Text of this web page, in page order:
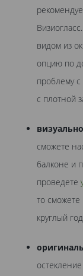
видом из
опцию по
проблему
с плотной
сможете
балконе и
проведете
то
круглый